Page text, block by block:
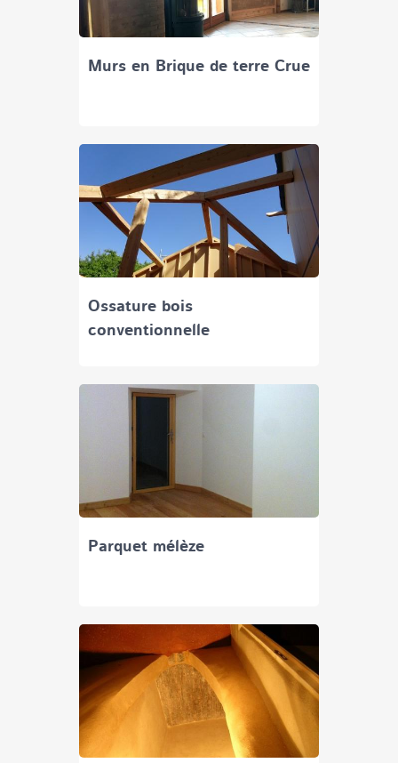
Murs en Brique de terre Crue
Ossature bois
conventionnelle
Parquet mélèze